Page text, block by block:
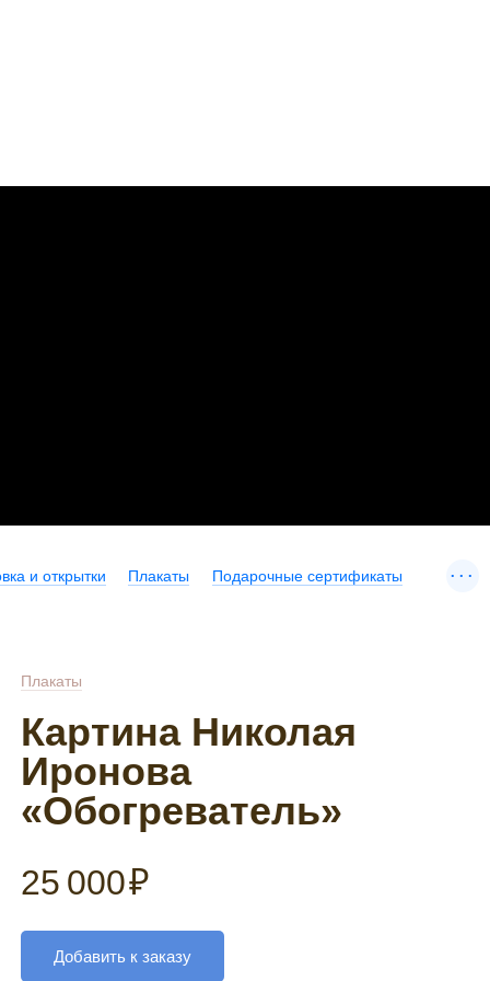
и открытки Плакаты Подарочные сертификаты ...
Плакаты
Картина Николая
Иронова
«Обогреватель»
25 000₽
Добавить к заказу